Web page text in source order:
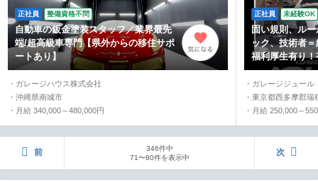
正社員 整備資格不問
自動車の鈑金塗装スタッフ／業界最先
端/超高級車専門【県外からの移住サポ
ートあり】
・ガレージハウス株式会社
・沖縄県南城市
・月給 340,000～480,000円
正社員 未経験OK
固い規則、ル
ック、技術者
福利厚生有り
・ガレージジュール
・東京都西多摩郡瑞
・月給 250,000～
前
346件中
71〜80件を表示中
次